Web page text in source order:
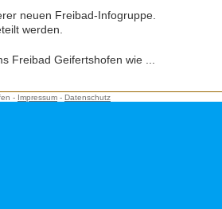
neuen Freibad-Infogruppe.
werden.
Freibad Geifertshofen wie ...
- Impressum - Datenschutz